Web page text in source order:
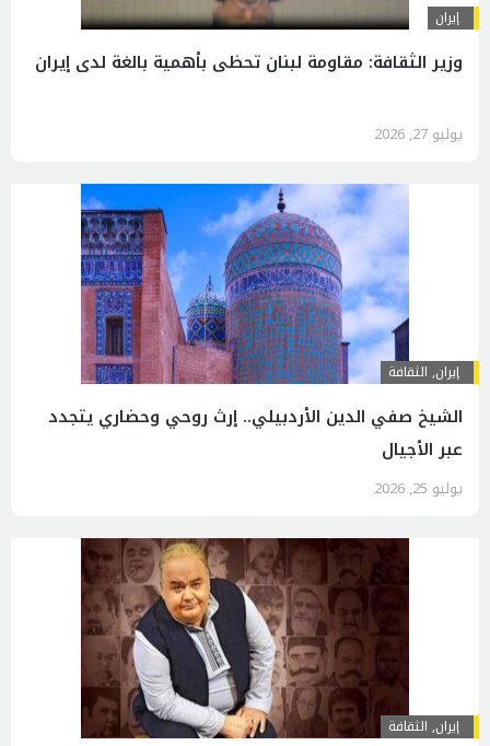
إيران
وزير الثقافة: مقاومة لبنان تحظى بأهمية بالغة لدى إيران
يوليو 27, 2026
إيران, الثقافة
الشيخ صفي الدين الأردبيلي.. إرث روحي وحضاري يتجدد
عبر الأجيال
يوليو 25, 2026
إيران, الثقافة